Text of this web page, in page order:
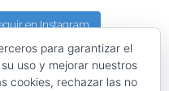
en Instagram
para garantizar el
uso y mejorar nuestros
cookies, rechazar las no